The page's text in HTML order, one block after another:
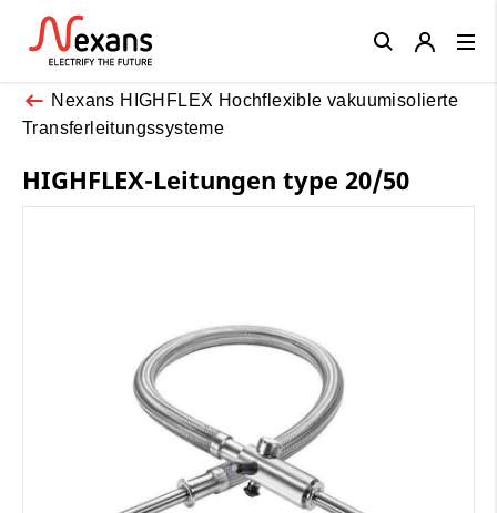
Nexans HIGHFLEX Hochflexible vakuumisolierte
Transferleitungssysteme
HIGHFLEX-Leitungen type 20/50
Close